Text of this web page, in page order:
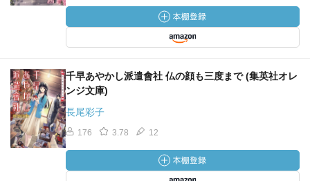
千早あやかし派遣會社 仏の顔も三度まで (集英社オレ
ンジ文庫)
長尾彩子
176 3.78 12